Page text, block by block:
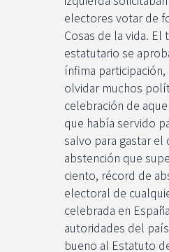
electores votar de
Cosas de la vida. El
estatutario se
ínfima
olvidar muchos
celebración de
que había servido
salvo para gastar el
abstención que
ciento, récord de
electoral de
celebrada en
autoridades del
bueno al Estatuto